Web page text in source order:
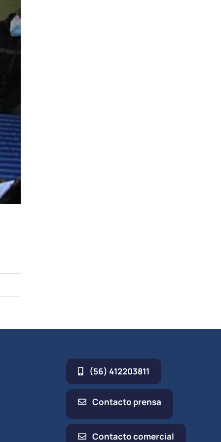
(56) 412203811
Contacto prensa
Contacto comercial